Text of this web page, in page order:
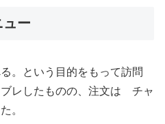
ー
。という目的をもって訪問
レしたものの、注文は チャ
。